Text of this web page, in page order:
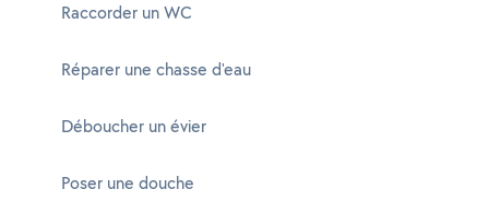
Raccorder un WC
Réparer une chasse d'eau
Déboucher un évier
Poser une douche